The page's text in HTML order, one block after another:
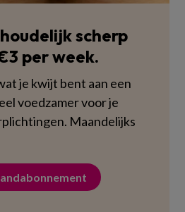
scherp
per week.
je kwijt bent aan een
voedzamer voor je
Maandelijks